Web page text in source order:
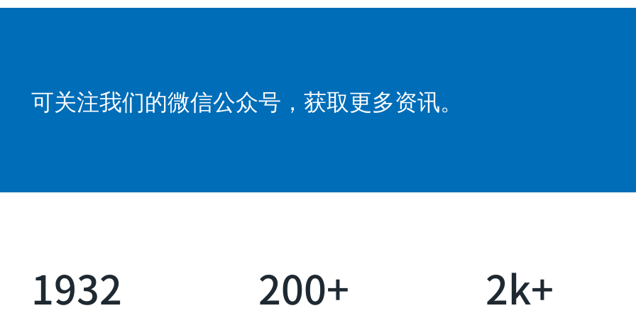
可关注我们的微信公众号，获取更多资讯。
1932 200+ 2k+